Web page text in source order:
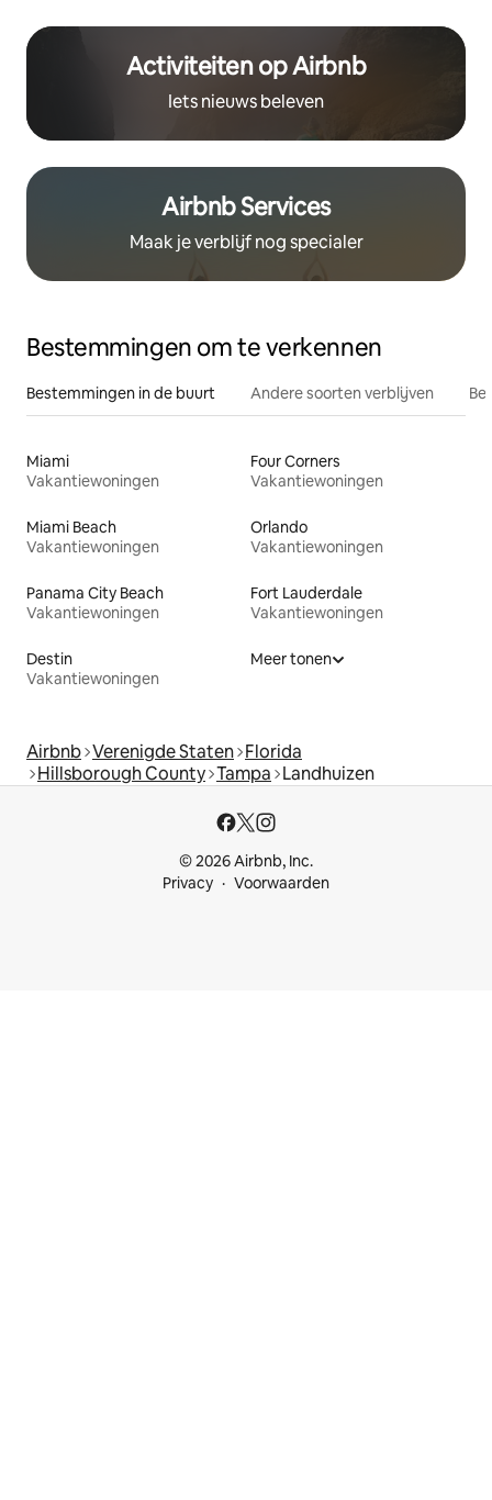
Activiteiten op Airbnb
Iets nieuws beleven
Airbnb Services
Maak je verblijf nog specialer
Bestemmingen om te verkennen
Bestemmingen in de buurt Andere soorten verblijven
Miami
Vakantiewoningen
Four Corners
Vakantiewoningen
Miami Beach
Vakantiewoningen
Orlando
Vakantiewoningen
Panama City Beach
Vakantiewoningen
Fort Lauderdale
Vakantiewoningen
Destin
Vakantiewoningen
Meer tonen
Airbnb Verenigde Staten Florida
Hillsborough County Tampa Landhuizen
© 2026 Airbnb, Inc.
Privacy
Voorwaarden